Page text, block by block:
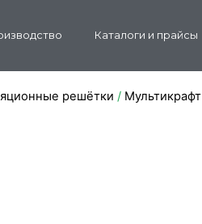
Каталоги и прайсы
решётки / Мультикрафт